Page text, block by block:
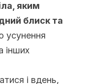
яким
блиск та
усунення
інших
і вдень,